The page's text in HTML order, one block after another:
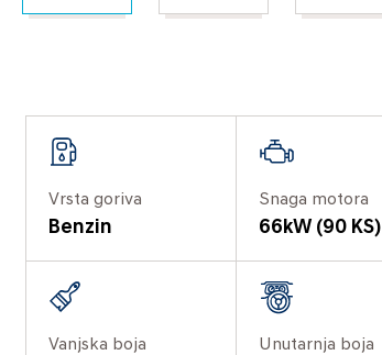
Vrsta goriva
Benzin
Snaga motora
66kW (90 KS)
Vanjska boja Unutarnja boja